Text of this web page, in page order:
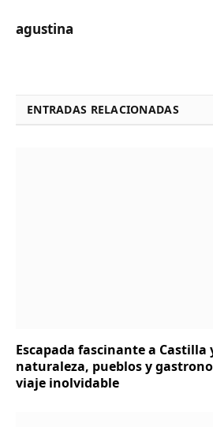
agustina
ENTRADAS RELACIONADAS
Escapada fascinante a Castilla
naturaleza, pueblos y
viaje inolvidable